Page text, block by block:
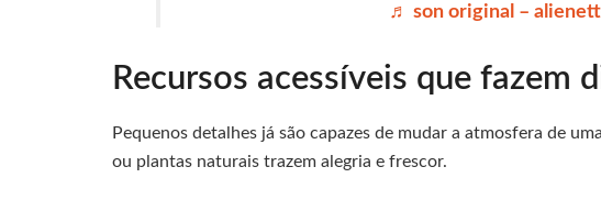
♬ son original –
Recursos acessíveis que fazem
Pequenos detalhes já são capazes de mudar a atmosfera de
ou plantas naturais trazem alegria e frescor.